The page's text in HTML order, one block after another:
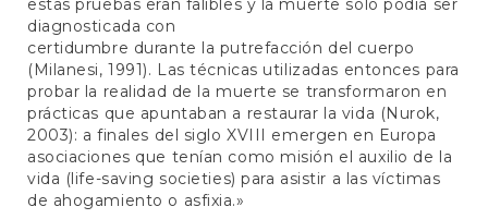
estas pruebas eran falibles y la muerte solo podía ser
diagnosticada con
certidumbre durante la putrefacción del cuerpo
(Milanesi, 1991). Las técnicas utilizadas entonces para
probar la realidad de la muerte se transformaron en
prácticas que apuntaban a restaurar la vida (Nurok,
2003): a finales del siglo XVIII emergen en Europa
asociaciones que tenían como misión el auxilio de la
vida (life-saving societies) para asistir a las víctimas
de ahogamiento o asfixia.»